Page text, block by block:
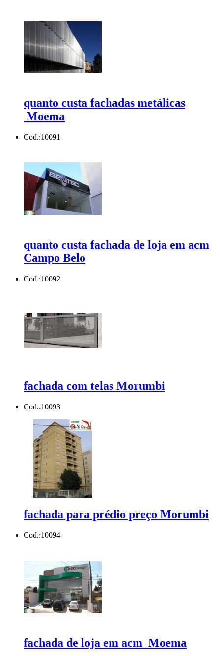
quanto custa fachadas metálicas
Moema
Cod.:10091
quanto custa fachada de loja em acm
Campo Belo
Cod.:10092
fachada com telas Morumbi
Cod.:10093
fachada para prédio preço Morumbi
Cod.:10094
fachada de loja em acm Moema